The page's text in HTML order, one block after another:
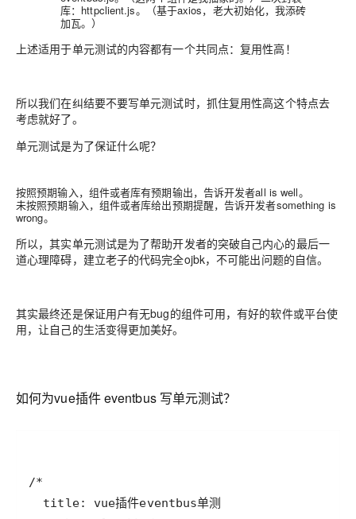
库：httpclient.js。（基于axios，老大初始化，我添砖
加瓦。）
上述适用于单元测试的内容都有一个共同点：复用性高！
所以我们在纠结要不要写单元测试时，抓住复用性高这个特点去
考虑就好了。
单元测试是为了保证什么呢？
按照预期输入，组件或者库有预期输出，告诉开发者all is well。
未按照预期输入，组件或者库给出预期提醒，告诉开发者something is
wrong。
所以，其实单元测试是为了帮助开发者的突破自己内心的最后一
道心理障碍，建立老子的代码完全ojbk，不可能出问题的自信。
其实最终还是保证用户有无bug的组件可用，有好的软件或平台使
用，让自己的生活变得更加美好。
如何为vue插件 eventbus 写单元测试？